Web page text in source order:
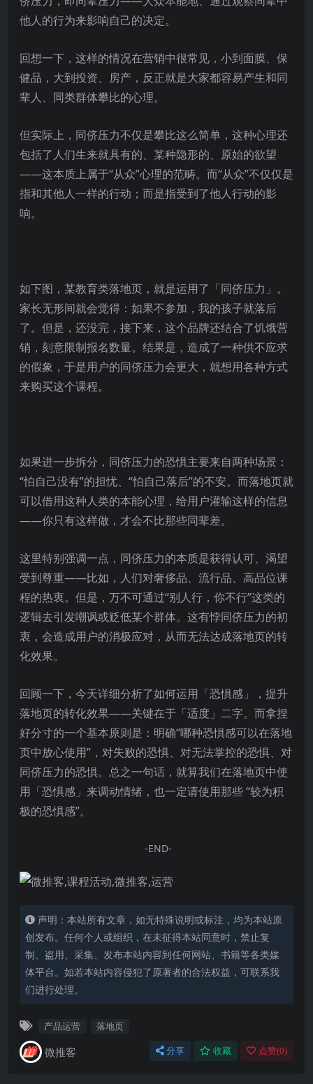
他人的行为来影响自己的决定。
回想一下，这样的情况在营销中很常见，小到面膜、保
健品，大到投资、房产，反正就是大家都容易产生和同
辈人、同类群体攀比的心理。
但实际上，同侪压力不仅是攀比这么简单，这种心理还
包括了人们生来就具有的、某种隐形的、原始的欲望
——这本质上属于“从众”心理的范畴。而“从众”不仅仅是
指和其他人一样的行动；而是指受到了他人行动的影
响。
如下图，某教育类落地页，就是运用了「同侪压力」。
家长无形间就会觉得：如果不参加，我的孩子就落后
了。但是，还没完，接下来，这个品牌还结合了饥饿营
销，刻意限制报名数量。结果是，造成了一种供不应求
的假象，于是用户的同侪压力会更大，就想用各种方式
来购买这个课程。
如果进一步拆分，同侪压力的恐惧主要来自两种场景：
“怕自己没有”的担忧、“怕自己落后”的不安。而落地页就
可以借用这种人类的本能心理，给用户灌输这样的信息
——你只有这样做，才会不比那些同辈差。
这里特别强调一点，同侪压力的本质是获得认可、渴望
受到尊重——比如，人们对奢侈品、流行品、高品位课
程的热衷。但是，万不可通过“别人行，你不行”这类的
逻辑去引发嘲讽或贬低某个群体。这有悖同侪压力的初
衷，会造成用户的消极应对，从而无法达成落地页的转
化效果。
回顾一下，今天详细分析了如何运用「恐惧感」，提升
落地页的转化效果——关键在于「适度」二字。而拿捏
好分寸的一个基本原则是：明确“哪种恐惧感可以在落地
页中放心使用”，对失败的恐惧、对无法掌控的恐惧、对
同侪压力的恐惧。总之一句话，就算我们在落地页中使
用「恐惧感」来调动情绪，也一定请使用那些 “较为积
极的恐惧感”。
-END-
声明：本站所有文章，如无特殊说明或标注，均为本站原
创发布。任何个人或组织，在未征得本站同意时，禁止复
制、盗用、采集、发布本站内容到任何网站、书籍等各类媒
体平台。如若本站内容侵犯了原著者的合法权益，可联系我
们进行处理。
产品运营 落地页
微推客 分享 收藏 点赞(0)